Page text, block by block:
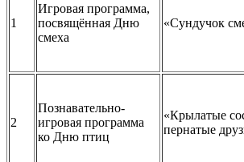
1
Игровая программа,
посвящённая Дню
смеха
«Сундучок
2
Познавательно-
игровая программа
ко Дню птиц
«Крылатые
пернатые